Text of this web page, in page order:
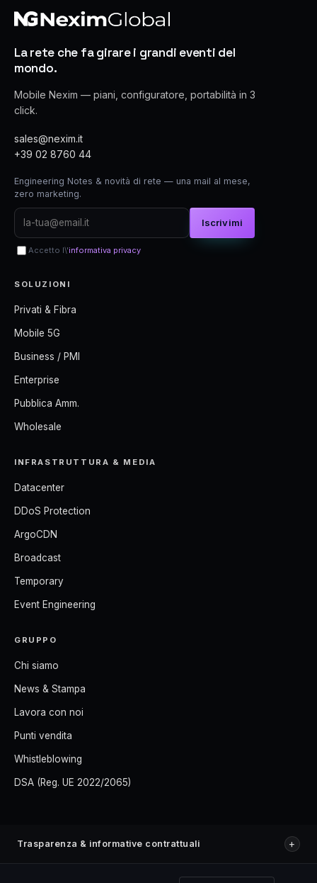
La rete che fa girare i grandi eventi del
mondo.
Mobile Nexim — piani, configuratore, portabilità in 3
click.
sales@nexim.it
+39 02 8760 44
Engineering Notes & novità di rete — una mail al mese,
zero marketing.
Iscrivimi
Accetto l\'informativa privacy
SOLUZIONI
Privati & Fibra
Mobile 5G
Business / PMI
Enterprise
Pubblica Amm.
Wholesale
INFRASTRUTTURA & MEDIA
Datacenter
DDoS Protection
ArgoCDN
Broadcast
Temporary
Event Engineering
GRUPPO
Chi siamo
News & Stampa
Lavora con noi
Punti vendita
Whistleblowing
DSA (Reg. UE 2022/2065)
Trasparenza & informative contrattuali +